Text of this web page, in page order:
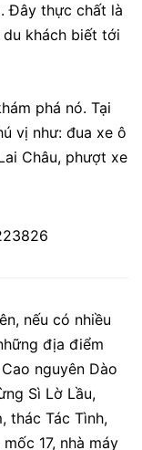
Đây thực chất là
khách biết tới
phá nó. Tại
vị như: đua xe ô
Châu, phượt xe
nếu có nhiều
địa điểm
nguyên Dào
Sì Lờ Lầu,
thác Tác Tình,
17, nhà máy